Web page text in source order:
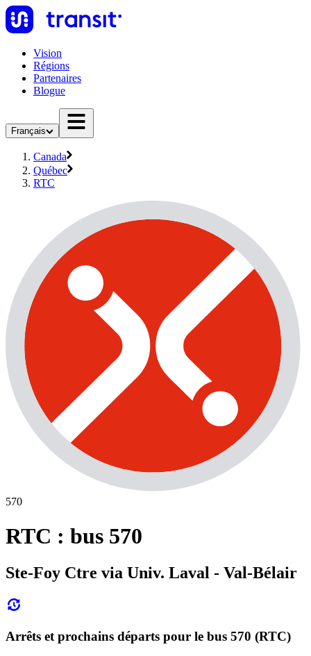
Vision
Régions
Partenaires
Blogue
Français
Canada
Québec
RTC
570
RTC : bus 570
Ste-Foy Ctre via Univ. Laval - Val-Bélair
Arrêts et prochains départs pour le bus 570 (RTC)